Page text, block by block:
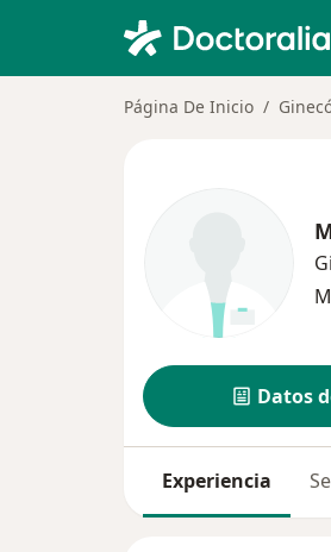
Página De Inicio
Datos
Experiencia